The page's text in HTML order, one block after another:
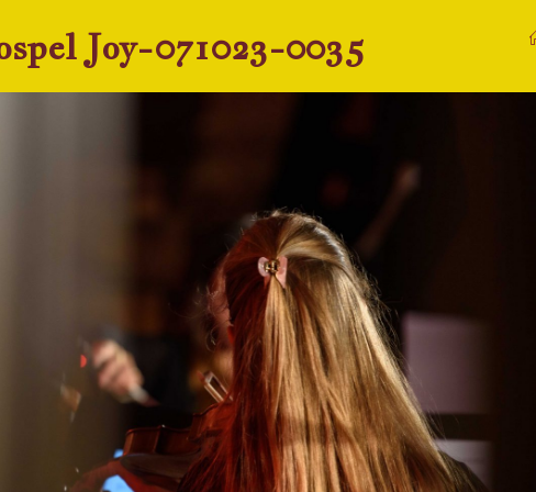
Joy-071023-0035